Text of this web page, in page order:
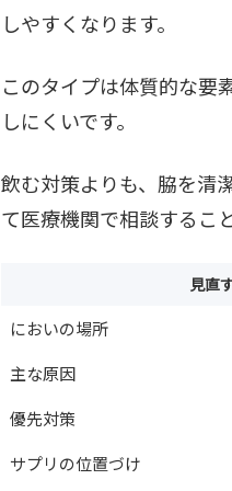
しやすくなります。
このタイプは体質的な要
しにくいです。
飲む対策よりも、脇を清
て医療機関で相談するこ
見直
においの場所
主な原因
優先対策
サプリの位置づけ